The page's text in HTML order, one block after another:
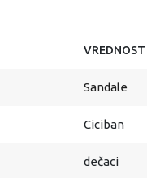
VREDNOST
Sandale
Ciciban
dečaci